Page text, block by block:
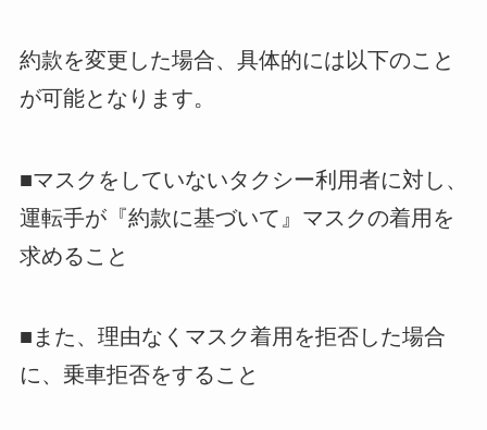
約款を変更した場合、具体的には以下のこと
が可能となります。
■マスクをしていないタクシー利用者に対し、
運転手が『約款に基づいて』マスクの着用を
求めること
■また、理由なくマスク着用を拒否した場合
に、乗車拒否をすること